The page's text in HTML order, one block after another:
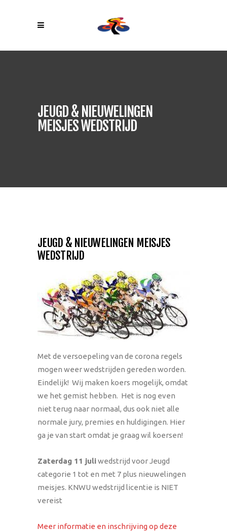
JEUGD & NIEUWELINGEN
MEISJES WEDSTRIJD
JEUGD & NIEUWELINGEN MEISJES
WEDSTRIJD
Met de versoepeling van de corona regels
mogen weer wedstrijden gereden worden.
Eindelijk! Wij maken koers mogelijk, omdat
we het gemist hebben. Het is nog even
niet terug naar normaal, dus ook niet alle
normale jury, premies en huldigingen. Hier
ga je van start omdat je graag wil koersen!
Zaterdag 11 juliwedstrijd voor Jeugd
categorie 1 tot en met 7 plus nieuwelingen
meisjes. KNWU wedstrijd licentie is NIET
vereist
Meer informatie en inschrijving op deze